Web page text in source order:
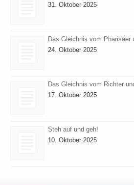
31. Oktober 2025
Das Gleichnis vom Pharisäer
24. Oktober 2025
Das Gleichnis vom Richter
17. Oktober 2025
Steh auf und geh!
10. Oktober 2025